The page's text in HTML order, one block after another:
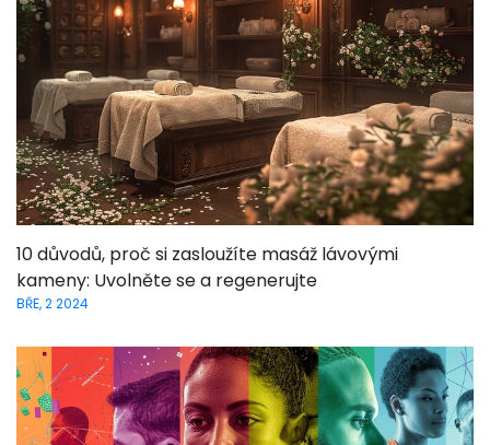
10 důvodů, proč si zasloužíte masáž lávovými
kameny: Uvolněte se a regenerujte
BŘE, 2 2024